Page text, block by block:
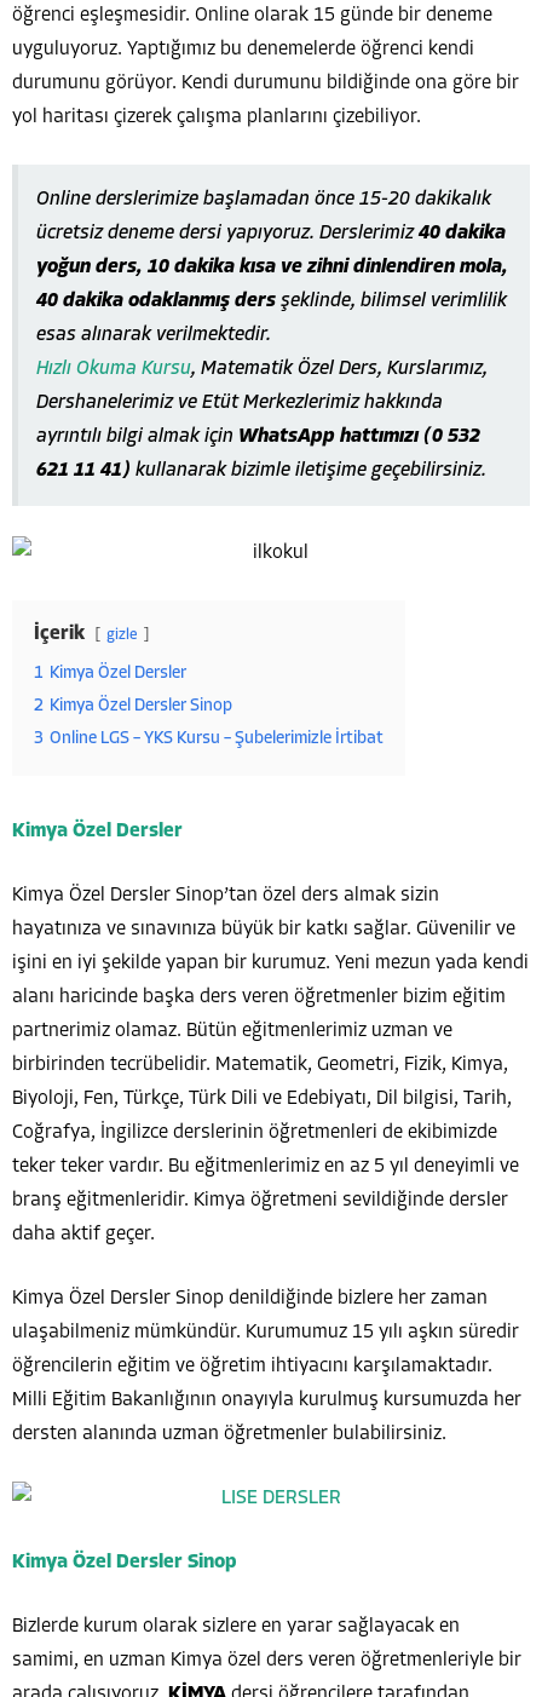
öğrenci eşleşmesidir. Online olarak 15 günde bir deneme
uyguluyoruz. Yaptığımız bu denemelerde öğrenci kendi
durumunu görüyor. Kendi durumunu bildiğinde ona göre bir
yol haritası çizerek çalışma planlarını çizebiliyor.
Online derslerimize başlamadan önce 15-20 dakikalık
ücretsiz deneme dersi yapıyoruz. Derslerimiz40 dakika
yoğun ders, 10 dakika kısa ve zihni dinlendiren mola,
40 dakika odaklanmış ders şeklinde, bilimsel verimlilik
esas alınarak verilmektedir.
Hızlı Okuma Kursu, Matematik Özel Ders, Kurslarımız,
Dershanelerimiz ve Etüt Merkezlerimiz hakkında
ayrıntılı bilgi almak için WhatsApp hattımızı (0 532
621 11 41) kullanarak bizimle iletişime geçebilirsiniz.
İçerik gizle
1 Kimya Özel Dersler
2 Kimya Özel Dersler Sinop
3 Online LGS – YKS Kursu – Şubelerimizle İrtibat
Kimya Özel Dersler
Kimya Özel Dersler Sinop’tan özel ders almak sizin
hayatınıza ve sınavınıza büyük bir katkı sağlar. Güvenilir ve
işini en iyi şekilde yapan bir kurumuz. Yeni mezun yada kendi
alanı haricinde başka ders veren öğretmenler bizim eğitim
partnerimiz olamaz. Bütün eğitmenlerimiz uzman ve
birbirinden tecrübelidir. Matematik, Geometri, Fizik, Kimya,
Biyoloji, Fen, Türkçe, Türk Dili ve Edebiyatı, Dil bilgisi, Tarih,
Coğrafya, İngilizce derslerinin öğretmenleri de ekibimizde
teker teker vardır. Bu eğitmenlerimiz en az 5 yıl deneyimli ve
branş eğitmenleridir. Kimya öğretmeni sevildiğinde dersler
daha aktif geçer.
Kimya Özel Dersler Sinop denildiğinde bizlere her zaman
ulaşabilmeniz mümkündür. Kurumumuz 15 yılı aşkın süredir
öğrencilerin eğitim ve öğretim ihtiyacını karşılamaktadır.
Milli Eğitim Bakanlığının onayıyla kurulmuş kursumuzda her
dersten alanında uzman öğretmenler bulabilirsiniz.
Kimya Özel Dersler Sinop
Bizlerde kurum olarak sizlere en yarar sağlayacak en
samimi, en uzman Kimya özel ders veren öğretmenleriyle bir